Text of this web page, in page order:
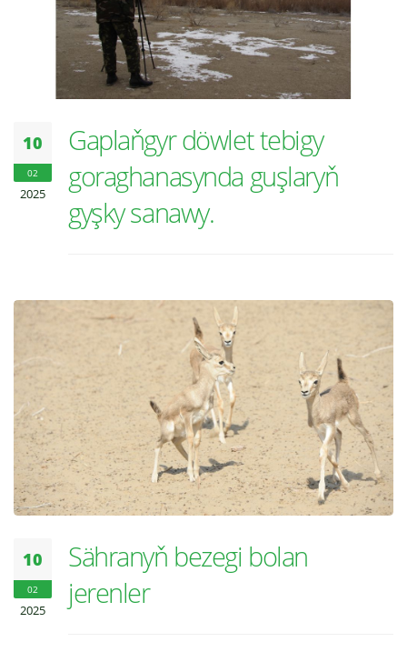
10
02
2025
Gaplaňgyr döwlet tebigy
goraghanasynda guşlaryň
gyşky sanawy.
10
02
2025
Sähranyň bezegi bolan
jerenler